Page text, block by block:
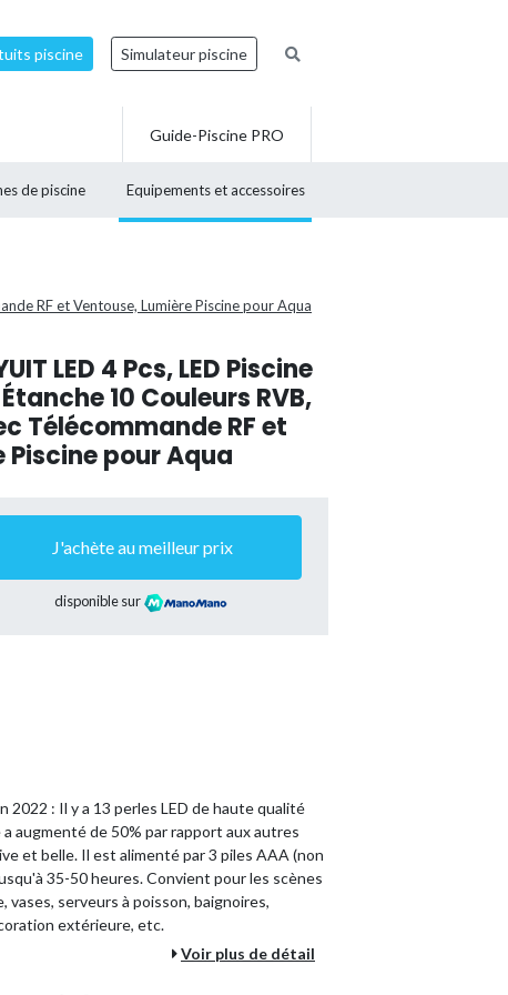
piscine Simulateur piscine
de piscine Equipements et accessoires
Guide-Piscine PRO
RF et Ventouse, Lumière Piscine pour Aqua
LED 4 Pcs, LED Piscine
10 Couleurs RVB,
Télécommande RF et
Piscine pour Aqua
J'achète au meilleur prix
disponible sur
2022 : Il y a 13 perles LED de haute qualité
augmenté de 50% par rapport aux autres
et belle. Il est alimenté par 3 piles AAA (non
35-50 heures. Convient pour les scènes
serveurs à poisson, baignoires,
extérieure, etc.
supplémentaires en gel de silicone pour
Voir plus de détail